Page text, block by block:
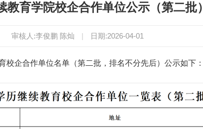
教育学院校企合作单位公示（第二批）
审核人:李俊鹏 陈灿 | 日期:2026-04-01
校企合作单位名单（第二批，排名不分先后）公示如下：